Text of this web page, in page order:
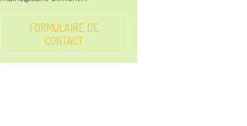
FORMULAIRE DE
CONTACT